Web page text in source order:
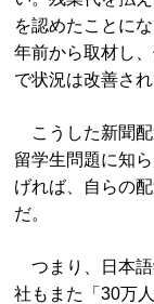
を認めたことに
年前から取材し
で状況は改善され
こうした新聞配
留学生問題に知
げれば、自らの
だ。
つまり、日本語
社もまた「30万